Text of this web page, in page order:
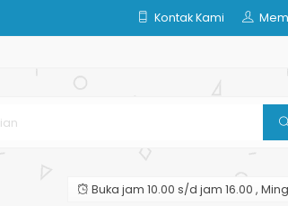
Kontak Kami
Buka jam 10.00 s/d jam 16.00 ,